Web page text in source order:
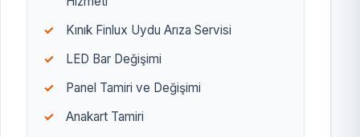
Kınık Finlux Uydu Arıza Servisi
LED Bar Değişimi
Panel Tamiri ve Değişimi
Anakart Tamiri